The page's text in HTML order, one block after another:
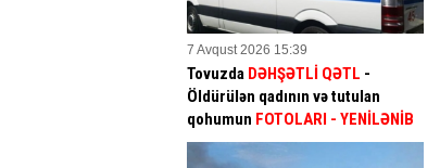
7 Avqust 2026 15:39
Tovuzda DƏHŞƏTLİ QƏTL -
Öldürülən qadının və tutulan
qohumun FOTOLARI - YENİLƏNİB